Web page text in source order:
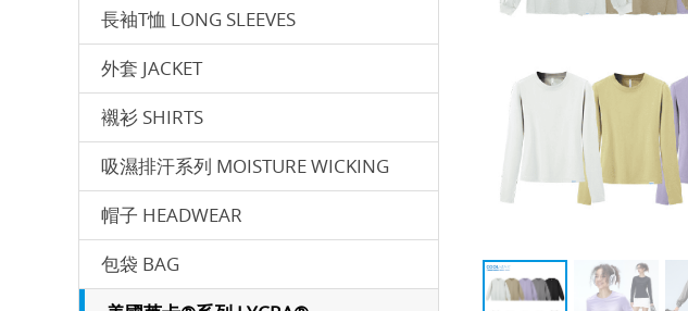
長袖T恤 LONG SLEEVES
外套 JACKET
襯衫 SHIRTS
吸濕排汗系列 MOISTURE WICKING
帽子 HEADWEAR
包袋 BAG